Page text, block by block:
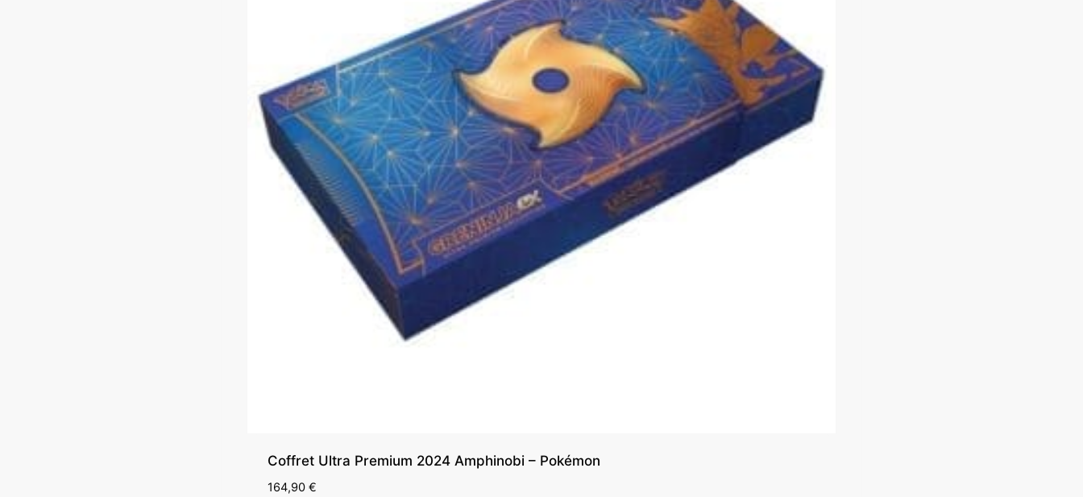
Coffret Ultra Premium 2024 Amphinobi – Pokémon
164,90 €